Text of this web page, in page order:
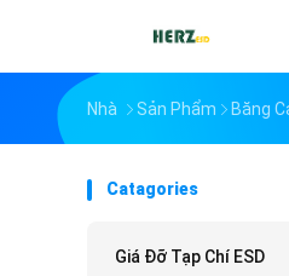
Nhà Sản Phẩm Băng
Catagories
Giá Đỡ Tạp Chí ESD